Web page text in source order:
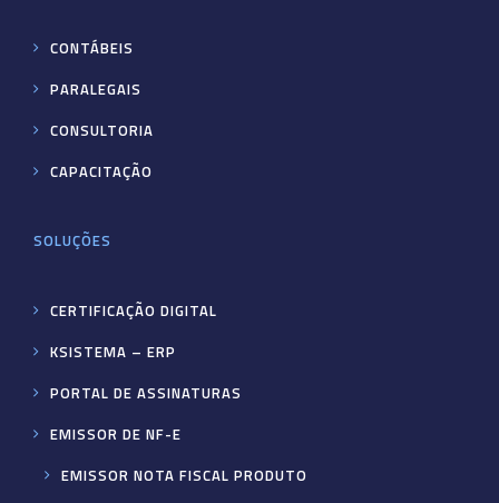
CONTÁBEIS
PARALEGAIS
CONSULTORIA
CAPACITAÇÃO
SOLUÇÕES
CERTIFICAÇÃO DIGITAL
KSISTEMA – ERP
PORTAL DE ASSINATURAS
EMISSOR DE NF-E
EMISSOR NOTA FISCAL PRODUTO